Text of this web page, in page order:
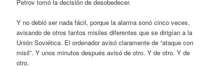
Petrov tomó la decisión de desobedecer.
Y no debió ser nada fácil, porque la alarma sonó cinco veces,
avisando de otros tantos misiles diferentes que se dirigían a la
Unión Soviética. El ordenador avisó claramente de “ataque con
misil”. Y unos minutos después avisó de otro. Y de otro. Y de
otro.